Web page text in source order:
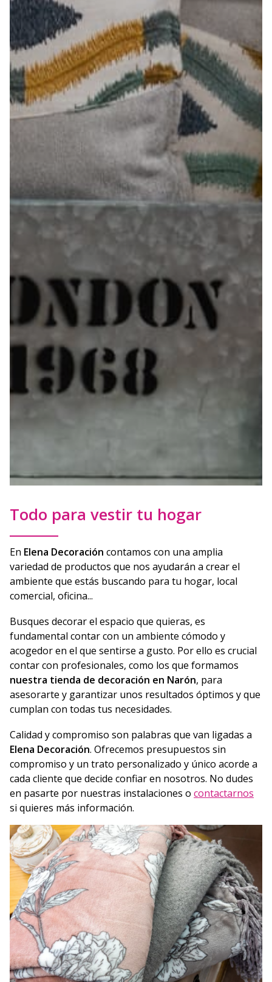
Todo para vestir tu hogar
En Elena Decoración contamos con una amplia
variedad de productos que nos ayudarán a crear el
ambiente que estás buscando para tu hogar, local
comercial, oficina...
Busques decorar el espacio que quieras, es
fundamental contar con un ambiente cómodo y
acogedor en el que sentirse a gusto. Por ello es crucial
contar con profesionales, como los que formamos
nuestra tienda de decoración en Narón, para
asesorarte y garantizar unos resultados óptimos y que
cumplan con todas tus necesidades.
Calidad y compromiso son palabras que van ligadas a
Elena Decoración. Ofrecemos presupuestos sin
compromiso y un trato personalizado y único acorde a
cada cliente que decide confiar en nosotros. No dudes
en pasarte por nuestras instalaciones o contactarnos
si quieres más información.